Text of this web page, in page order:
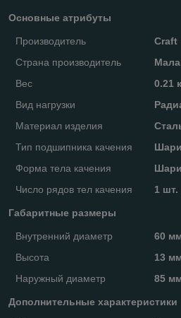
Основные атрибуты
Производитель
Craft
Страна производитель
Вес
0.21
Вид нагрузки
Материал изделия
Тип подшипника качения
Форма тела качения
Число рядов тел качения
1 шт.
Габаритные размеры
Внутренний диаметр
60
Высота
13
Наружный диаметр
85
Дополнительные характеристики